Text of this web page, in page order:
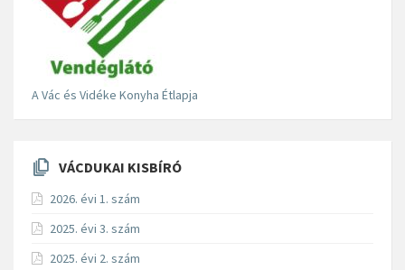
A Vác és Vidéke Konyha Étlapja
VÁCDUKAI KISBÍRÓ
2026. évi 1. szám
2025. évi 3. szám
2025. évi 2. szám